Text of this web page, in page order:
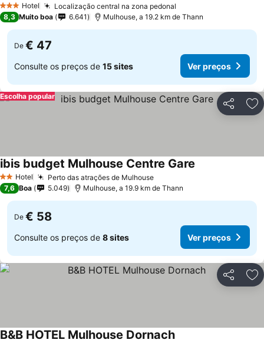
3 EstrelasHotel Localização central na zona pedonal
8,3 Muito boa 6.641 Mulhouse, a 19.2 km de Thann
De € 47
Consulte os preços de 15 sites Ver preços
Partilhar
Escolha popular
2 Estrelas
Hotel Perto das atrações de Mulhouse
ibis budget Mulhouse Centre Gare
7,6 Boa 5.049 Mulhouse, a 19.9 km de Thann
De € 58
Consulte os preços de 8 sites Ver preços
Partilhar
B&B HOTEL Mulhouse Dornach